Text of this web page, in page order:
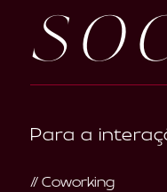
Para a
// Coworking